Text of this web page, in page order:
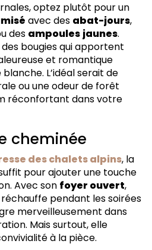
optez plutôt pour un
avec des abat-jours,
des ampoules jaunes.
des bougies qui apportent
et romantique
L’idéal serait de
ou une odeur de forêt
réconfortant dans votre
cheminée
des chalets alpins, la
pour ajouter une touche
Avec son foyer ouvert,
pendant les soirées
merveilleusement dans
Mais surtout, elle
à la pièce.